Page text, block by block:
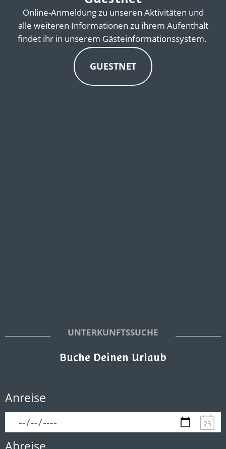
Online-Anmeldung zu unseren Aktivitäten und
alle weiteren Informationen zu ihrem Aufenthalt
findet ihr in unserem Gästeinformationssystem.
GUESTNET
UNTERKUNFTSSUCHE
Buche Deinen Urlaub
Anreise